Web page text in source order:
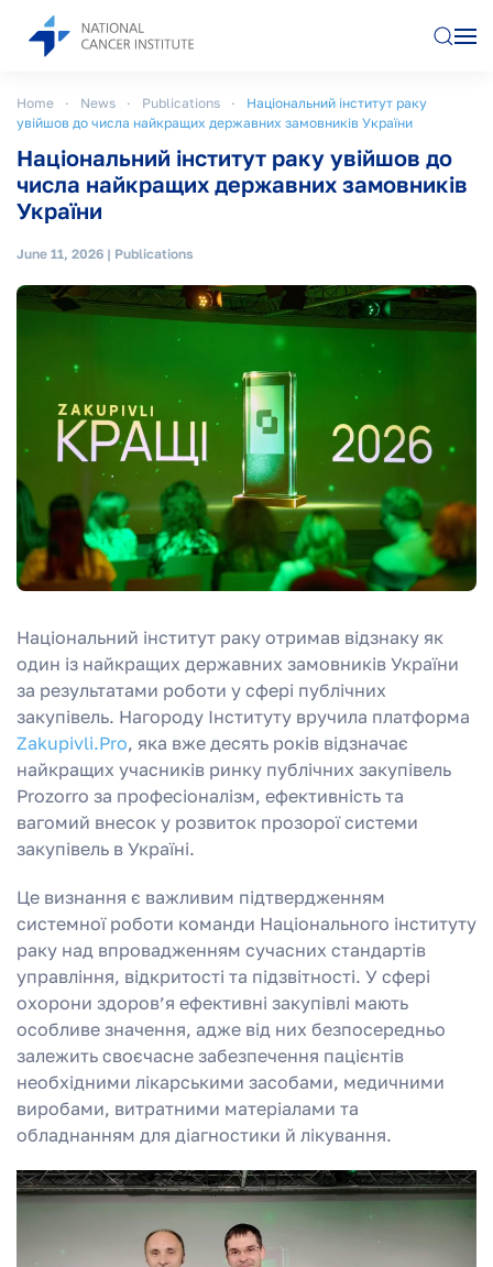
Home News Publications
Національний інститут раку
увійшов до числа найкращих державних замовників України
Національний інститут раку увійшов до
числа найкращих державних замовників
України
June 11, 2026 | Publications
Національний інститут раку отримав відзнаку як
один із найкращих державних замовників України
за результатами роботи у сфері публічних
закупівель. Нагороду Інституту вручила платформа
Zakupivli.Pro, яка вже десять років відзначає
найкращих учасників ринку публічних закупівель
Prozorro за професіоналізм, ефективність та
вагомий внесок у розвиток прозорої системи
закупівель в Україні.
Це визнання є важливим підтвердженням
системної роботи команди Національного інституту
раку над впровадженням сучасних стандартів
управління, відкритості та підзвітності. У сфері
охорони здоров’я ефективні закупівлі мають
особливе значення, адже від них безпосередньо
залежить своєчасне забезпечення пацієнтів
необхідними лікарськими засобами, медичними
виробами, витратними матеріалами та
обладнанням для діагностики й лікування.